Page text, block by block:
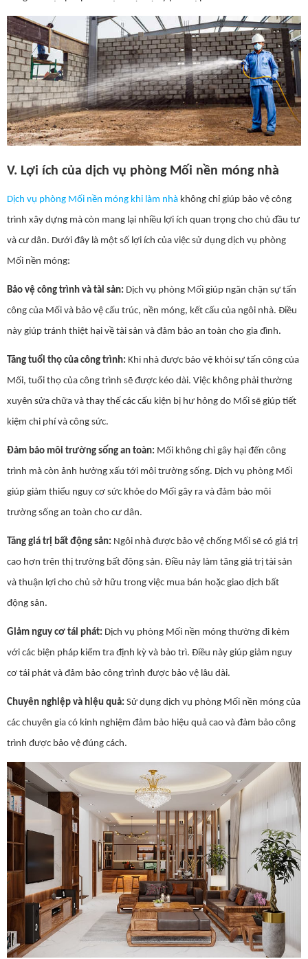
V. Lợi ích của dịch vụ phòng Mối nền móng nhà
Dịch vụ phòng Mối nền móng khi làm nhà không chỉ giúp bảo vệ công
trình xây dựng mà còn mang lại nhiều lợi ích quan trọng cho chủ đầu tư
và cư dân. Dưới đây là một số lợi ích của việc sử dụng dịch vụ phòng
Mối nền móng:
Bảo vệ công trình và tài sản: Dịch vụ phòng Mối giúp ngăn chặn sự tấn
công của Mối và bảo vệ cấu trúc, nền móng, kết cấu của ngôi nhà. Điều
này giúp tránh thiệt hại về tài sản và đảm bảo an toàn cho gia đình.
Tăng tuổi thọ của công trình: Khi nhà được bảo vệ khỏi sự tấn công của
Mối, tuổi thọ của công trình sẽ được kéo dài. Việc không phải thường
xuyên sửa chữa và thay thế các cấu kiện bị hư hỏng do Mối sẽ giúp tiết
kiệm chi phí và công sức.
Đảm bảo môi trường sống an toàn: Mối không chỉ gây hại đến công
trình mà còn ảnh hưởng xấu tới môi trường sống. Dịch vụ phòng Mối
giúp giảm thiểu nguy cơ sức khỏe do Mối gây ra và đảm bảo môi
trường sống an toàn cho cư dân.
Tăng giá trị bất động sản: Ngôi nhà được bảo vệ chống Mối sẽ có giá trị
cao hơn trên thị trường bất động sản. Điều này làm tăng giá trị tài sản
và thuận lợi cho chủ sở hữu trong việc mua bán hoặc giao dịch bất
động sản.
Giảm nguy cơ tái phát: Dịch vụ phòng Mối nền móng thường đi kèm
với các biện pháp kiểm tra định kỳ và bảo trì. Điều này giúp giảm nguy
cơ tái phát và đảm bảo công trình được bảo vệ lâu dài.
Chuyên nghiệp và hiệu quả: Sử dụng dịch vụ phòng Mối nền móng của
các chuyên gia có kinh nghiệm đảm bảo hiệu quả cao và đảm bảo công
trình được bảo vệ đúng cách.